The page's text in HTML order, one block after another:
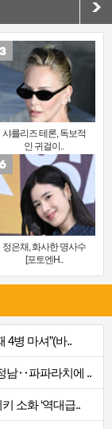
샤를리즈 테론, 독보적
인 귀걸이..
정은채, 화사한 명사수
[포토엔H..
4병 마셔”(바..
남‥파파라치에 ..
소화 ‘역대급..